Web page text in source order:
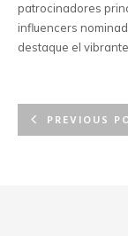
patrocinadores
influencers
destaque el
PREVIOUS